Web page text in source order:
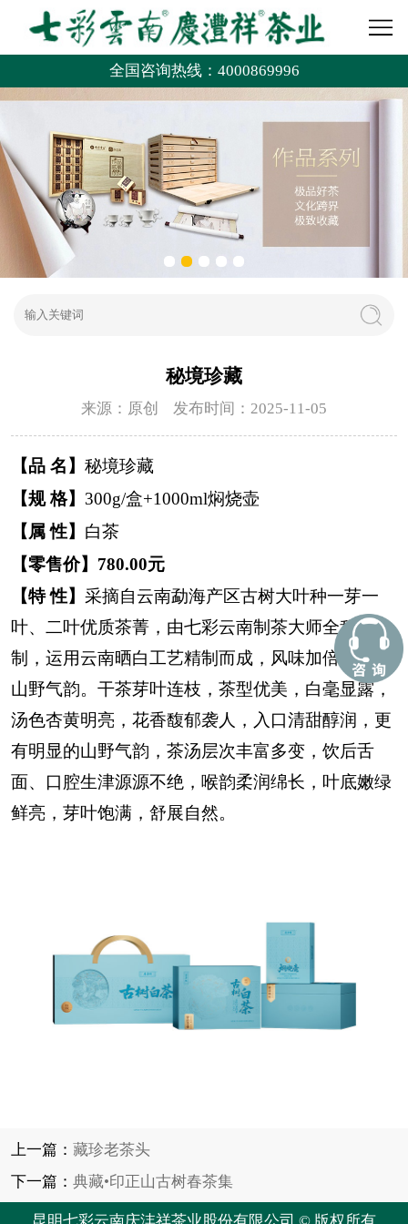
全国咨询热线：4000869996
秘境珍藏
来源：原创 发布时间：2025-11-05
【品 名】 秘境珍藏
【规 格】 300g/盒+1000ml焖烧壶
【属 性】 白茶
【零售价】780.00元
【特 性】 采摘自云南勐海产区古树大叶种一芽一
叶、二叶优质茶菁，由七彩云南制茶大师全程监
制，运用云南晒白工艺精制而成，风味加倍，满满
山野气韵。 干茶芽叶连枝，茶型优美，白毫显露，
汤色杏黄明亮，花香馥郁袭人，入口清甜醇润，更
有明显的山野气韵，茶汤层次丰富多变，饮后舌
面、口腔生津源源不绝，喉韵柔润绵长，叶底嫩绿
鲜亮，芽叶饱满，舒展自然。
上一篇： 藏珍老茶头
下一篇： 典藏•印正山古树春茶集